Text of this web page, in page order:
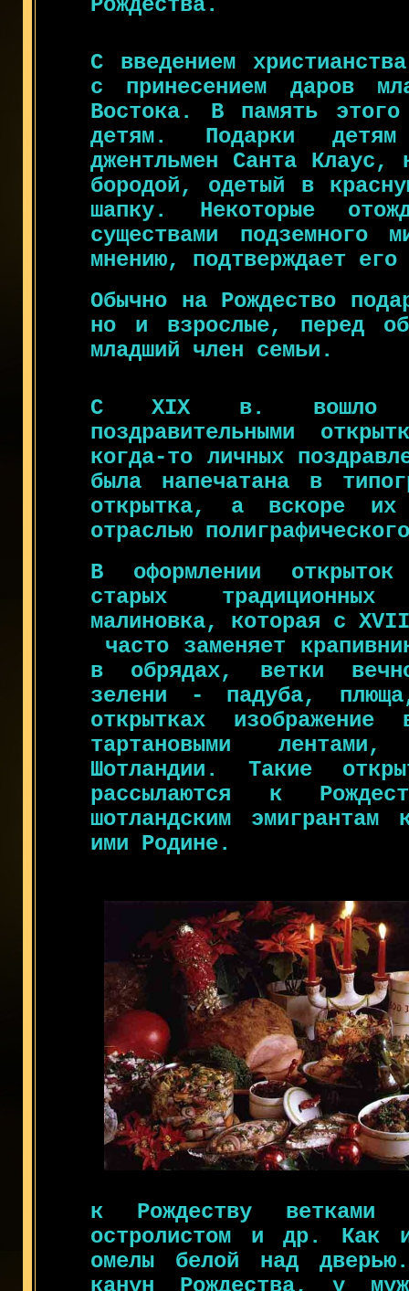
С введением
с принесением даров
Востока. В память
детям. Подарки
джентльмен Санта Клаус,
бородой, одетый в
шапку. Некоторые
существами
мнению, подтверждает
Обычно на Рождество
но и взрослые, перед
младший член семьи.
С XIX в. вошло в
поздравительными
когда-то личных
была напечатана в
открытка, а вскоре их
отраслью
В оформлении
старых традиционных
малиновка, которая с
часто заменяет
в обрядах, ветки
зелени - падуба,
открытках изображение
тартановыми
Шотландии. Такие
рассылаются к
шотландским эмигрантам
ими Родине.
к Рождеству
остролистом и др. Как
омелы белой над
канун Рождества, у